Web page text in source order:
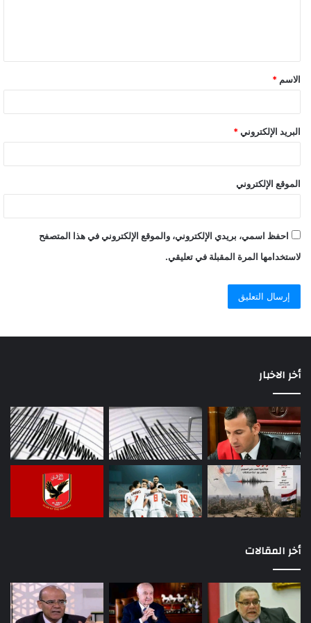
الاسم *
البريد الإلكتروني *
الموقع الإلكتروني
احفظ اسمي، بريدي الإلكتروني، والموقع الإلكتروني في هذا المتصفح
لاستخدامها المرة المقبلة في تعليقي.
أخر الاخبار
أخر المقالات